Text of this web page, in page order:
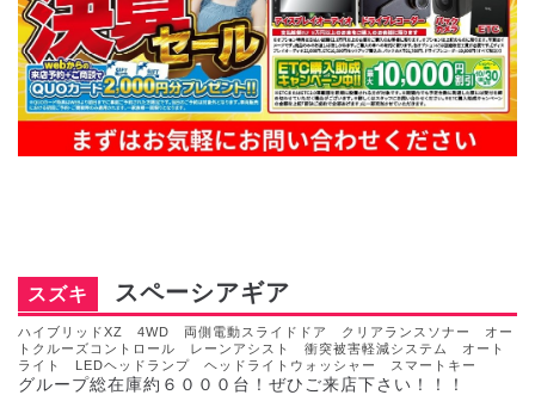
スズキ スペーシアギア
ハイブリッドXZ 4WD 両側電動スライドドア クリアランスソナー オー
トクルーズコントロール レーンアシスト 衝突被害軽減システム オート
ライト LEDヘッドランプ ヘッドライトウォッシャー スマートキー
グループ総在庫約６０００台！ぜひご来店下さい！！！